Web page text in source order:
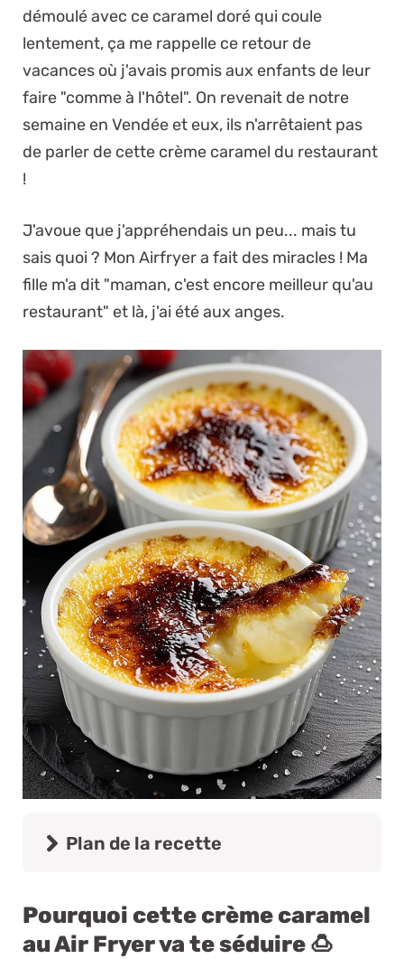
démoulé avec ce caramel doré qui coule
lentement, ça me rappelle ce retour de
vacances où j'avais promis aux enfants de leur
faire "comme à l'hôtel". On revenait de notre
semaine en Vendée et eux, ils n'arrêtaient pas
de parler de cette crème caramel du restaurant
!
J'avoue que j'appréhendais un peu... mais tu
sais quoi ? Mon Airfryer a fait des miracles ! Ma
fille m'a dit "maman, c'est encore meilleur qu'au
restaurant" et là, j'ai été aux anges.
Plan de la recette
Pourquoi cette crème caramel
au Air Fryer va te séduire 🍮